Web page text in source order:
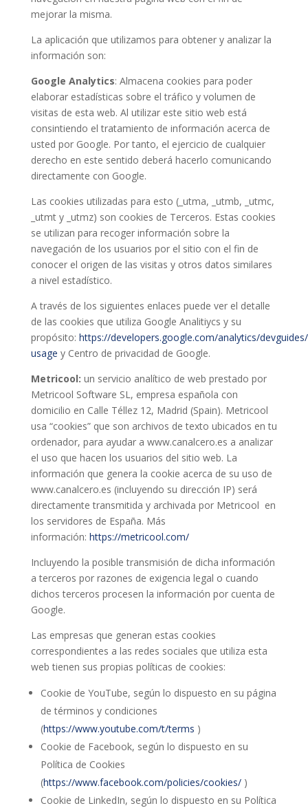
mejorar la misma.
La aplicación que utilizamos para obtener y analizar la
información son:
Google Analytics: Almacena cookies para poder
elaborar estadísticas sobre el tráfico y volumen de
visitas de esta web. Al utilizar este sitio web está
consintiendo el tratamiento de información acerca de
usted por Google. Por tanto, el ejercicio de cualquier
derecho en este sentido deberá hacerlo comunicando
directamente con Google.
Las cookies utilizadas para esto (_utma, _utmb, _utmc,
_utmt y _utmz) son cookies de Terceros. Estas cookies
se utilizan para recoger información sobre la
navegación de los usuarios por el sitio con el fin de
conocer el origen de las visitas y otros datos similares
a nivel estadístico.
A través de los siguientes enlaces puede ver el detalle
de las cookies que utiliza Google Analitiycs y su
propósito: https://developers.google.com/analytics/
usage y Centro de privacidad de Google.
Metricool: un servicio analítico de web prestado por
Metricool Software SL, empresa española con
domicilio en Calle Téllez 12, Madrid (Spain). Metricool
usa “cookies” que son archivos de texto ubicados en tu
ordenador, para ayudar a www.canalcero.es a analizar
el uso que hacen los usuarios del sitio web. La
información que genera la cookie acerca de su uso de
www.canalcero.es (incluyendo su dirección IP) será
directamente transmitida y archivada por Metricool en
los servidores de España. Más
información: https://metricool.com/
Incluyendo la posible transmisión de dicha información
a terceros por razones de exigencia legal o cuando
dichos terceros procesen la información por cuenta de
Google.
Las empresas que generan estas cookies
correspondientes a las redes sociales que utiliza esta
web tienen sus propias políticas de cookies:
Cookie de YouTube, según lo dispuesto en su página
de términos y condiciones
(https://www.youtube.com/t/terms )
Cookie de Facebook, según lo dispuesto en su
Política de Cookies
(https://www.facebook.com/policies/cookies/)
Cookie de LinkedIn, según lo dispuesto en su Política